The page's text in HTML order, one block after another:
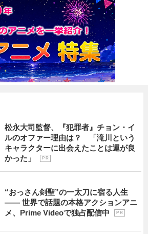
松永大司監督、『犯罪者』チョン・イ
ルのオファー理由は？ 「滝川という
キャラクターに出会えたことは運が良
かった」
P R
“おっさん剣聖”の一太刀に宿る人生
―― 世界で話題の本格アクションアニ
メ、Prime Videoで独占配信中
P R